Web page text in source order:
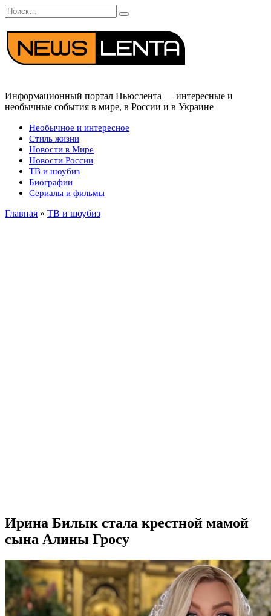
Перейти
к
содержанию
Search
for:
Информационный портал Ньюслента — интересные и
необычные события в мире, в России и в Украине
Необычное и интересное
Стиль жизни
Новости в Мире
Новости России
ТВ и шоубиз
Биографии
Сериалы и фильмы
Главная » ТВ и шоубиз
Ирина Билык стала крестной мамой
сына Алины Гросу